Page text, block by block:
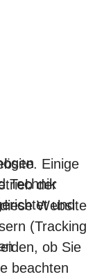
Technik
und
Einige
der
Website
(Tracking
ob Sie
beachten